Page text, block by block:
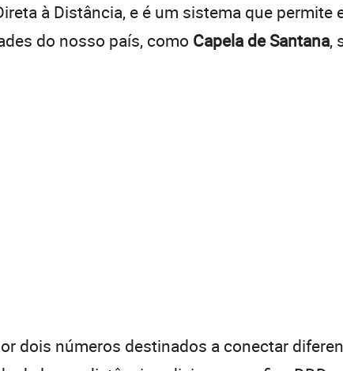
à Distância, e é um sistema que
do nosso país, como Capela de Santana,
dois números destinados a conectar